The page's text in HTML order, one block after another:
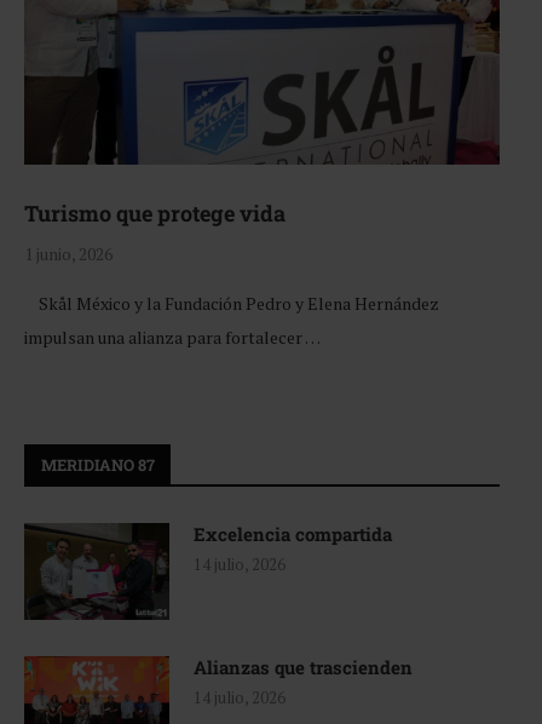
Turismo que protege vida
1 junio, 2026
Skål México y la Fundación Pedro y Elena Hernández
impulsan una alianza para fortalecer …
MERIDIANO 87
Excelencia compartida
14 julio, 2026
Alianzas que trascienden
14 julio, 2026